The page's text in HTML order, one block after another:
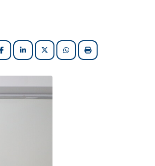
FacebookLinkedInX (formerly Twitter)Imprimir matéria